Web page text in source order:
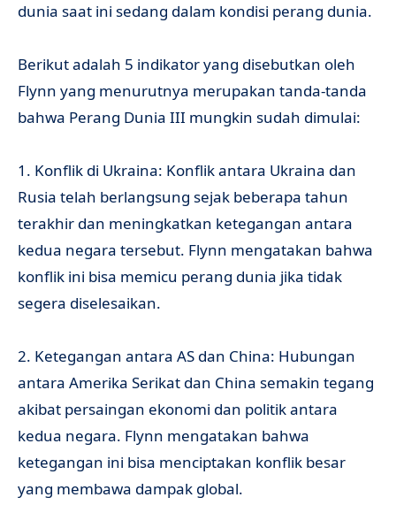
dunia saat ini sedang dalam kondisi perang dunia.
Berikut adalah 5 indikator yang disebutkan oleh
Flynn yang menurutnya merupakan tanda-tanda
bahwa Perang Dunia III mungkin sudah dimulai:
1. Konflik di Ukraina: Konflik antara Ukraina dan
Rusia telah berlangsung sejak beberapa tahun
terakhir dan meningkatkan ketegangan antara
kedua negara tersebut. Flynn mengatakan bahwa
konflik ini bisa memicu perang dunia jika tidak
segera diselesaikan.
2. Ketegangan antara AS dan China: Hubungan
antara Amerika Serikat dan China semakin tegang
akibat persaingan ekonomi dan politik antara
kedua negara. Flynn mengatakan bahwa
ketegangan ini bisa menciptakan konflik besar
yang membawa dampak global.